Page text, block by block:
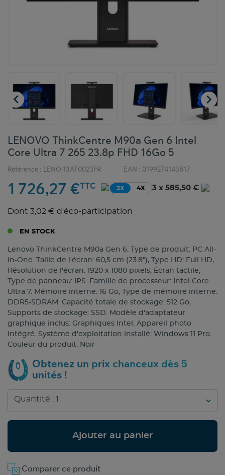
 
LENOVO ThinkCentre M90a Gen 6 Intel
Core Ultra 7 265 23.8p FHD 16Go 5
Référence : LENO-13AT0023FR EAN : 0199274143817
1 726,27 €TTC 3X 4X 3 x 585,50 €
Dont 3,02 € d'éco-participation
EN STOCK
Lenovo ThinkCentre M90a Gen 6. Type de produit: PC All-
in-One. Taille de l'écran: 60,5 cm (23.8"), Type HD: Full HD,
Résolution de l'écran: 1920 x 1080 pixels, Écran tactile,
Type de panneau: IPS. Famille de processeur: Intel Core
Ultra 7. Mémoire interne: 16 Go, Type de mémoire interne:
DDR5-SDRAM. Capacité totale de stockage: 512 Go,
Supports de stockage: SSD. Modèle d'adaptateur
graphique inclus: Graphiques Intel. Appareil photo
intégré. Système d'exploitation installé: Windows 11 Pro.
Couleur du produit: Noir
Obtenez un prix chanceux dès 5
unités !
Ajouter au panier
Comparer ce produit